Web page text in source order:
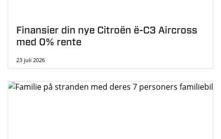
Finansier din nye Citroën ë-C3 Aircross
med 0% rente
23 juli 2026